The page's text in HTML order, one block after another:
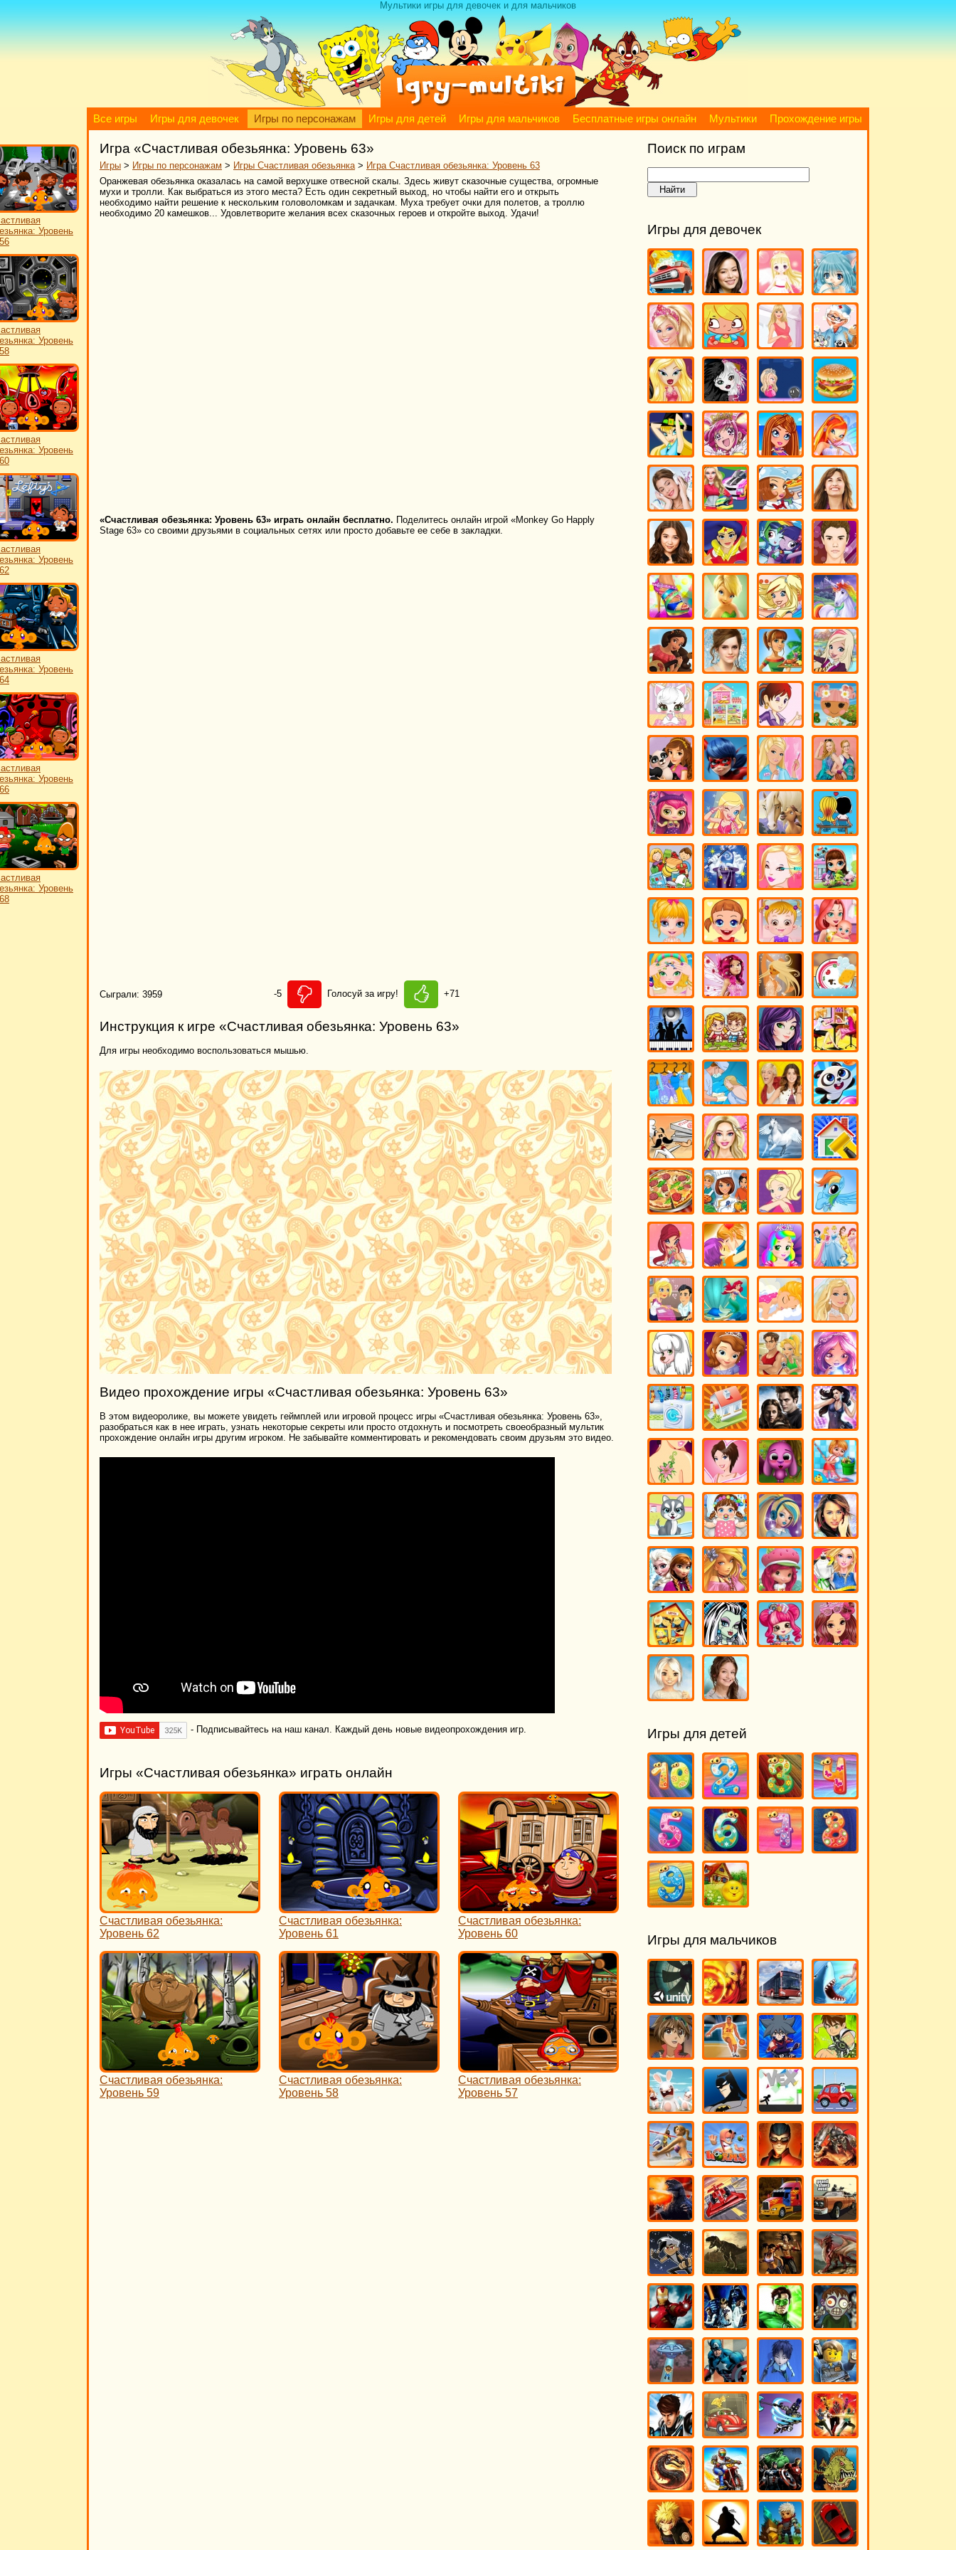
Мультики игры для девочек и для мальчиков
Все игры Игры для девочек Игры по персонажам Игры для детей Игры для мальчиков Бесплатные игры онлайн Мультики Прохождение игры
Уровень
Уровень
Уровень
Уровень
Уровень
Уровень
Уровень
Игра «Счастливая обезьянка: Уровень 63»
Игры > Игры по персонажам > Игры Счастливая обезьянка> Игра Счастливая обезьянка: Уровень 63
Оранжевая обезьянка оказалась на самой верхушке отвесной скалы. Здесь живут сказочные существа, огромные
мухи и тролли. Как выбраться из этого места? Есть один секретный выход, но чтобы найти его и открыть
необходимо найти решение к нескольким головоломкам и задачкам. Муха требует очки для полетов, а троллю
необходимо 20 камешков... Удовлетворите желания всех сказочных героев и откройте выход. Удачи!
«Счастливая обезьянка: Уровень 63» играть онлайн бесплатно. Поделитесь онлайн игрой «Monkey Go Happly
Stage 63» со своими друзьями в социальных сетях или просто добавьте ее себе в закладки.
Сыграли: 3959 -5 Голосуй за игру! +71
Инструкция к игре «Счастливая обезьянка: Уровень 63»
Для игры необходимо воспользоваться мышью.
Видео прохождение игры «Счастливая обезьянка: Уровень 63»
В этом видеоролике, вы можете увидеть геймплей или игровой процесс игры «Счастливая обезьянка: Уровень 63»,
разобраться как в нее играть, узнать некоторые секреты или просто отдохнуть и посмотреть своеобразный мультик
прохождение онлайн игры другим игроком. Не забывайте комментировать и рекомендовать своим друзьям это видео.
- Подписывайтесь на наш канал. Каждый день новые видеопрохождения игр.
Игры «Счастливая обезьянка» играть онлайн
Счастливая обезьянка:
Уровень 62
Счастливая обезьянка:
Уровень 61
Счастливая обезьянка:
Уровень 60
Счастливая обезьянка:
Уровень 59
Счастливая обезьянка:
Уровень 58
Счастливая обезьянка:
Уровень 57
Поиск по играм
Игры для девочек
Игры для детей
Игры для мальчиков